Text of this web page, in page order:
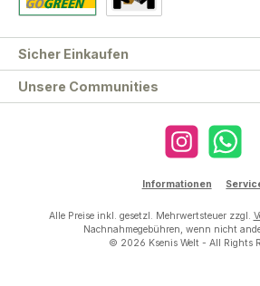
Unsere Communities
Sicher Einkaufen
Instagram WhatsApp
Informationen
Alle Preise inkl. gesetzl. Mehrwertsteuer zzgl.
Nachnahmegebühren, wenn nicht
© 2026 Ksenis Welt - All Rights